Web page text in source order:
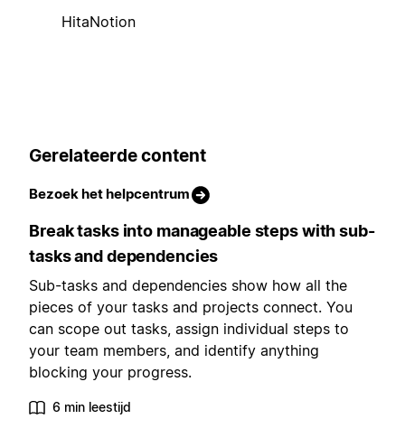
HitaNotion
Gerelateerde content
Bezoek het helpcentrum
Break tasks into manageable steps with sub-
tasks and dependencies
Sub-tasks and dependencies show how all the
pieces of your tasks and projects connect. You
can scope out tasks, assign individual steps to
your team members, and identify anything
blocking your progress.
6 min leestijd